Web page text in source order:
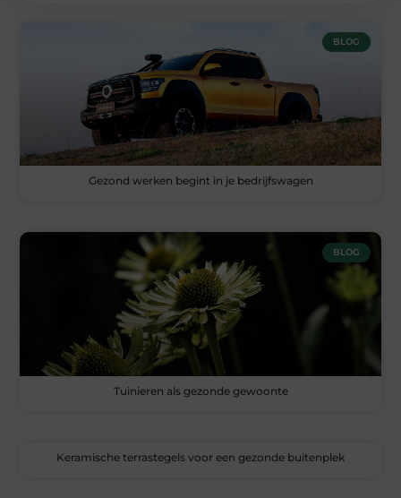
BLOG
Gezond werken begint in je bedrijfswagen
BLOG
Tuinieren als gezonde gewoonte
Keramische terrastegels voor een gezonde buitenplek